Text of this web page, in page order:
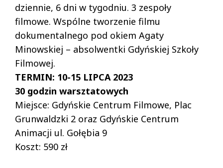
dziennie, 6 dni w tygodniu. 3 zespoły
filmowe. Wspólne tworzenie filmu
dokumentalnego pod okiem Agaty
Minowskiej – absolwentki Gdyńskiej Szkoły
Filmowej.
TERMIN: 10-15 LIPCA 2023
30 godzin warsztatowych
Miejsce: Gdyńskie Centrum Filmowe, Plac
Grunwaldzki 2 oraz Gdyńskie Centrum
Animacji ul. Gołębia 9
Koszt: 590 zł